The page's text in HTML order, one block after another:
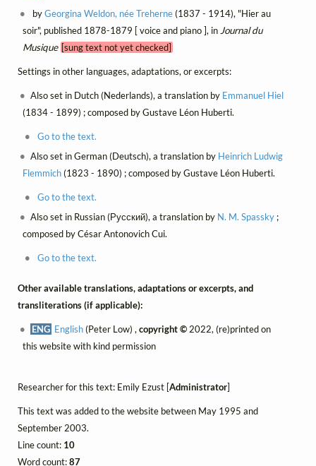
byGeorgina Weldon, née Treherne(1837 - 1914), "Hier au
soir", published 1878-1879 [ voice and piano ], in Journal du
Musique [sung text not yet checked]
Settings in other languages, adaptations, or excerpts:
Also set in Dutch (Nederlands), a translation by Emmanuel Hiel
(1834 - 1899) ; composed by Gustave Léon Huberti.
Go to the text.
Also set in German (Deutsch), a translation by Heinrich Ludwig
Flemmich(1823 - 1890) ; composed by Gustave Léon Huberti.
Go to the text.
Also set in Russian (Русский), a translation by N. M. Spassky ;
composed by César Antonovich Cui.
Go to the text.
Other available translations, adaptations or excerpts, and
transliterations (if applicable):
ENG English(Peter Low) ,copyright © 2022, (re)printed on
this website with kind permission
Researcher for this text: Emily Ezust [Administrator]
This text was added to the website between May 1995 and
September 2003.
Line count: 10
Word count:87